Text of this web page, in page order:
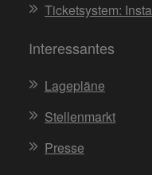
Ticketsystem:
Interessantes
Lagepläne
Stellenmarkt
Presse